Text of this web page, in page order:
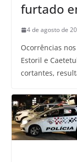
furtado
4 de agosto de
Ocorrências
Estoril e
cortantes,